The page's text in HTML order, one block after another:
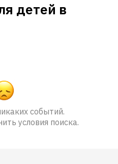
детей в
событий.
условия поиска.